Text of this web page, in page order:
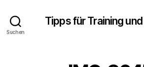
Suchen
Tipps für Training